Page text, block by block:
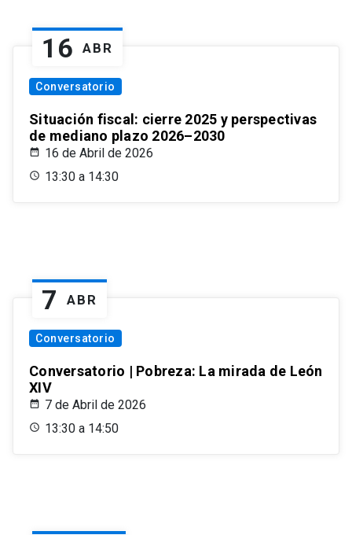
16 ABR
Conversatorio
Situación fiscal: cierre 2025 y perspectivas
de mediano plazo 2026–2030
16 de Abril de 2026
13:30 a 14:30
7 ABR
Conversatorio
Conversatorio | Pobreza: La mirada de León
XIV
7 de Abril de 2026
13:30 a 14:50